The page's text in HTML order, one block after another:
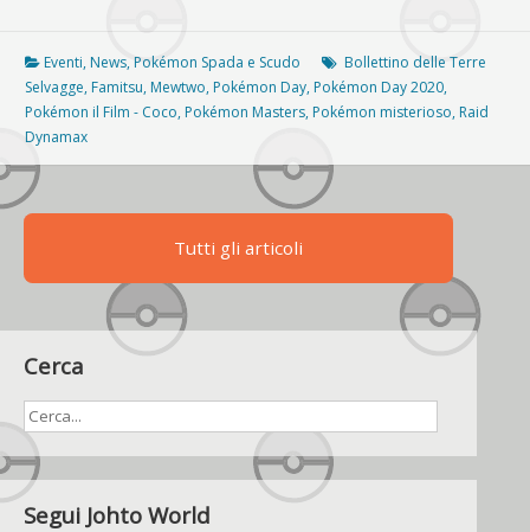
2020:
iniziati
i
primi
Eventi, News,Pokémon Spada e Scudo
Bollettino delle Terre
Selvagge, Famitsu, Mewtwo, Pokémon Day, Pokémon Day 2020,
Pokémon il Film - Coco, Pokémon Masters, Pokémon misterioso, Raid
Dynamax
Tutti gli articoli
Cerca
Segui Johto World